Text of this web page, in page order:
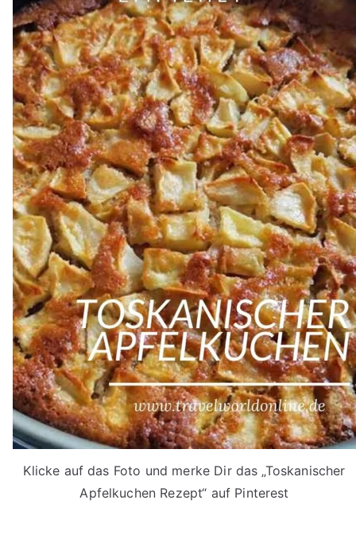
Klicke auf das Foto und merke Dir das „Toskanischer
Apfelkuchen Rezept“ auf Pinterest